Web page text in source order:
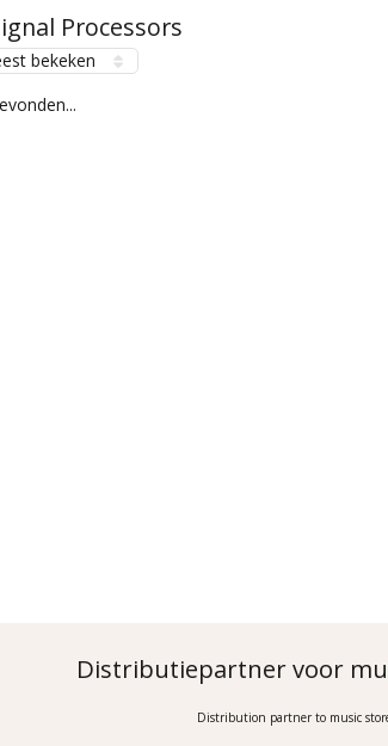
Processors
bekeken
Distributiepartner voor
Distribution partner to music